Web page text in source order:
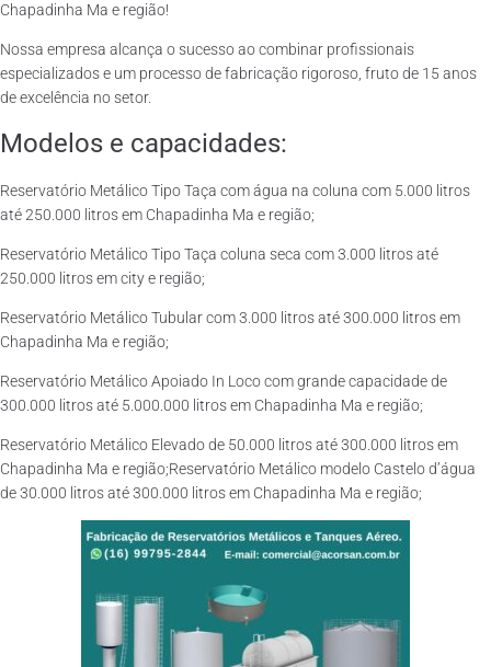
Chapadinha Ma e região!
Nossa empresa alcança o sucesso ao combinar profissionais
especializados e um processo de fabricação rigoroso, fruto de 15 anos
de excelência no setor.
Modelos e capacidades:
Reservatório Metálico Tipo Taça com água na coluna com 5.000 litros
até 250.000 litros em Chapadinha Ma e região;
Reservatório Metálico Tipo Taça coluna seca com 3.000 litros até
250.000 litros em city e região;
Reservatório Metálico Tubular com 3.000 litros até 300.000 litros em
Chapadinha Ma e região;
Reservatório Metálico Apoiado In Loco com grande capacidade de
300.000 litros até 5.000.000 litros em Chapadinha Ma e região;
Reservatório Metálico Elevado de 50.000 litros até 300.000 litros em
Chapadinha Ma e região;Reservatório Metálico modelo Castelo d’água
de 30.000 litros até 300.000 litros em Chapadinha Ma e região;